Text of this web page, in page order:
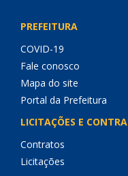
PREFEITURA
COVID-19
Fale conosco
Mapa do site
Portal da Prefeitura
LICITAÇÕES E
Contratos
Licitações